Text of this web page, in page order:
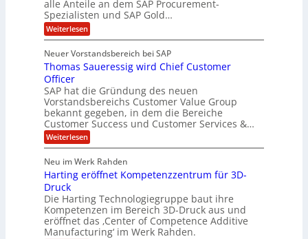
i
I
F
S
l
i
s
u
l
i
a
H
u
b
e
r
ä
l
t
n
n
t
C
T
O
V
P
S
a
l
e
s
n
g
i
r
i
t
y
y
s
e
m
S
t
e
l
l
r
i
e
r
s
i
alle Anteile an dem SAP Procurement-
Spezialisten und SAP Gold…
Weiterlesen:
A
l
f
r
O
n
e
G
r
o
p
ü
r
n
i
m
Neuer Vorstandsbereich bei SAP
Thomas Saueressig wird Chief Customer
Officer
SAP hat die Gründung des neuen
Vorstandsbereichs Customer Value Group
bekannt gegeben, in dem die Bereiche
Customer Success und Customer Services &…
Weiterlesen:
T
o
m
S
a
u
e
Neu im Werk Rahden
Harting eröffnet Kompetenzzentrum für 3D-
Druck
Die Harting Technologiegruppe baut ihre
Kompetenzen im Bereich 3D-Druck aus und
eröffnet das ‚Center of Competence Additive
Manufacturing‘ im Werk Rahden.